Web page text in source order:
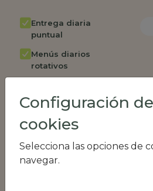
Entrega diaria
puntual
Menús diarios
rotativos
semanalmente
Factura única
empleados
Opción de catering
Configuración
cookies
Selecciona las opciones de
navegar.